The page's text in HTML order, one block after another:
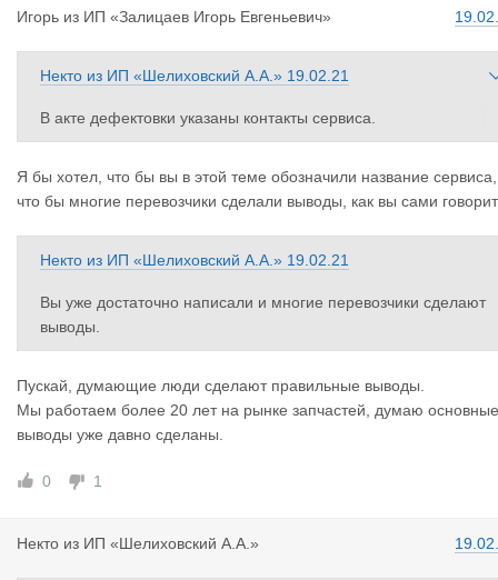
ить правильно.
е компромисс.
Игорь из ИП «Залицаев Игорь Евгеньевич»
Некто из ИП «Шелиховский А.А.» 19.02.21
В акте дефектовки указаны контакты сервиса.
Вы уже достаточно написали и многие перевозчики сделают в
Я бы хотел, что бы вы в этой теме обозначили название сервиса,
что бы многие перевозчики сделали выводы, как вы сами
Некто из ИП «Шелиховский А.А.» 19.02.21
Вы уже достаточно написали и многие перевозчики сделают
выводы.
Пускай, думающие люди сделают правильные выводы.
Мы работаем более 20 лет на рынке запчастей, думаю основные
выводы уже давно сделаны.
0 1
Некто из ИП «Шелиховский А.А.»